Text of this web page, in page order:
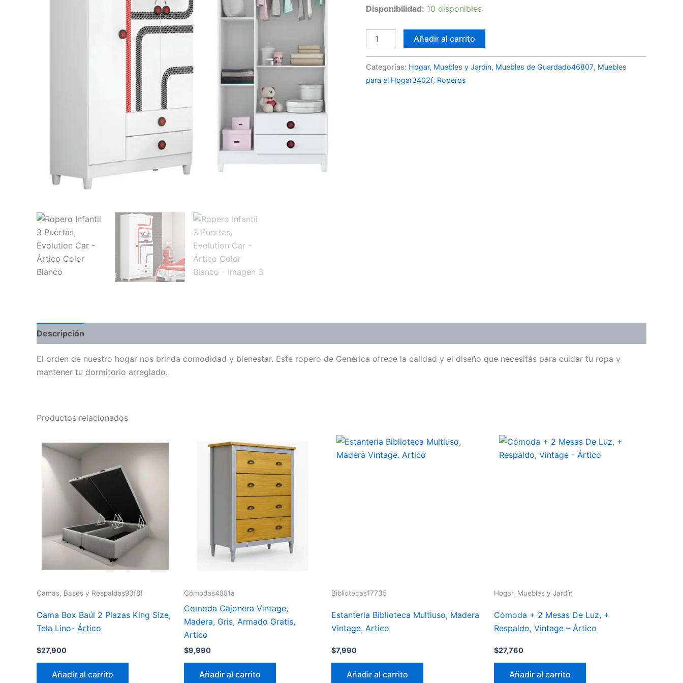
Disponibilidad: 10 disponibles
cantidad
Añadir al carrito
Categorías: Hogar, Muebles y Jardín, Muebles de Guardado46807, Muebles
para el Hogar3402f, Roperos
Descripción
El orden de nuestro hogar nos brinda comodidad y bienestar. Este ropero de Genérica ofrece la calidad y el diseño que necesitás para cuidar tu ropa y
mantener tu dormitorio arreglado.
Productos relacionados
Camas, Bases y Respaldos93f8f
Cama Box Baúl 2 Plazas King Size,
Tela Lino- Ártico
$27,900
Añadir al carrito
Cómodas4881a
Comoda Cajonera Vintage,
Madera, Gris, Armado Gratis,
Artico
$9,990
Añadir al carrito
Bibliotecas17735
Estanteria Biblioteca Multiuso, Madera
Vintage. Artico
$7,990
Añadir al carrito
Hogar, Muebles y Jardín
Cómoda + 2 Mesas De Luz, +
Respaldo, Vintage – Ártico
$27,760
Añadir al carrito